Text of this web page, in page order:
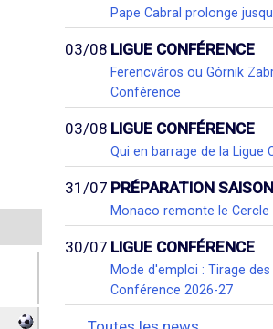
Pape Cabral prolonge
03/08 LIGUE CONFÉRENCE
Ferencváros ou Górnik
Conférence
03/08 LIGUE CONFÉRENCE
Qui en barrage de la Ligue
31/07 PRÉPARATION
Monaco remonte le Cercle
30/07 LIGUE CONFÉRENCE
Mode d'emploi : Tirage
Conférence 2026-27